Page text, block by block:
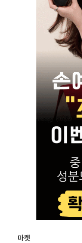
마켓